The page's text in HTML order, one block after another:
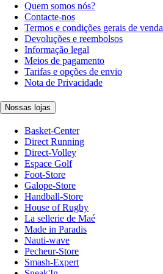
Quem somos nós?
Contacte-nos
Termos e condições gerais de venda
Devoluções e reembolsos
Informação legal
Meios de pagamento
Tarifas e opções de envio
Nota de Privacidade
Nossas lojas
Basket-Center
Direct Running
Direct-Volley
Espace Golf
Foot-Store
Galope-Store
Handball-Store
House of Rugby
La sellerie de Maé
Made in Paradis
Nauti-wave
Pecheur-Store
Smash-Expert